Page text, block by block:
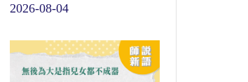
2026-08-04